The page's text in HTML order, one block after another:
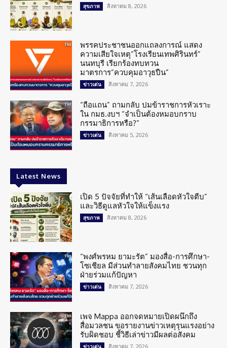
สุขภาพ สิงหาคม 8, 2026
พรรคประชาชนออกแถลงการณ์ แสดง
ความเสียใจเหตุ”โรงเรียนเทพศิรินทร์”
นนทบุรี เรียกร้องทบทวน
มาตรการ”ควบคุมอาวุธปืน”
ข่าวเด่น สิงหาคม 7, 2026
“ถือแถน” ถามกลับ ปมข้าราชการหัวเราะ
ใน กมธ.งบฯ “จำเป็นต้องหมอบกราบ
กรรมาธิการหรือ?”
ข่าวเด่น สิงหาคม 5, 2026
Latest News
เปิด 5 ปัจจัยที่ทำให้ “เส้นเลือดหัวใจตีบ”
และวิธีดูแลหัวใจให้แข็งแรง
สุขภาพ สิงหาคม 8, 2026
“พงศ์พรหม ยามะรัต” มองสื่อ-การศึกษา-
โซเชียล มีส่วนทำลายสังคมไทย ชวนทุก
ฝ่ายร่วมแก้ปัญหา
ข่าวเด่น สิงหาคม 7, 2026
เพจ Mappa ออกจดหมายเปิดผนึกถึง
สื่อมวลชน ขอรายงานข่าวเหตุรุนแรงอย่าง
รับผิดชอบ ชี้วิธีเล่าข่าวมีผลต่อสังคม
ข่าวเด่น สิงหาคม 7, 2026